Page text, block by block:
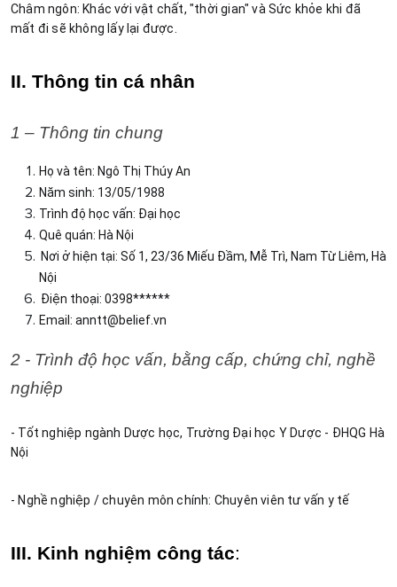
Châm ngôn: Khác với vật chất, "thời gian" và Sức khỏe khi đã
mất đi sẽ không lấy lại được.
II. Thông tin cá nhân
1 – Thông tin chung
Họ và tên: Ngô Thị Thúy An
Năm sinh: 13/05/1988
Trình độ học vấn: Đại học
Quê quán: Hà Nội
Nơi ở hiện tại: Số 1, 23/36 Miếu Đầm, Mễ Trì, Nam Từ Liêm, Hà
Nội
Điện thoại: 0398******
Email: anntt@belief.vn
2 - Trình độ học vấn, bằng cấp, chứng chỉ, nghề
nghiệp
- Tốt nghiệp ngành Dược học, Trường Đại học Y Dược - ĐHQG Hà
Nội
- Nghề nghiệp / chuyên môn chính: Chuyên viên tư vấn y tế
III. Kinh nghiệm công tác: